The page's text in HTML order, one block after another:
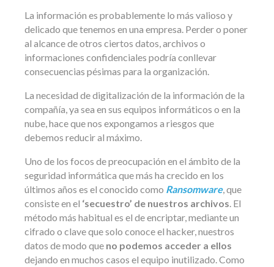
La información es probablemente lo más valioso y
delicado que tenemos en una empresa. Perder o poner
al alcance de otros ciertos datos, archivos o
informaciones confidenciales podría conllevar
consecuencias pésimas para la organización.
La necesidad de digitalización de la información de la
compañía, ya sea en sus equipos informáticos o en la
nube, hace que nos expongamos a riesgos que
debemos reducir al máximo.
Uno de los focos de preocupación en el ámbito de la
seguridad informática que más ha crecido en los
últimos años es el conocido como Ransomware, que
consiste en el ‘secuestro’ de nuestros archivos. El
método más habitual es el de encriptar, mediante un
cifrado o clave que solo conoce el hacker, nuestros
datos de modo que no podemos acceder a ellos
dejando en muchos casos el equipo inutilizado. Como